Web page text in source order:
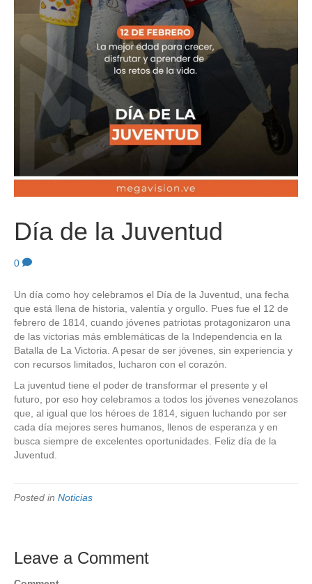
Día de la Juventud
0
Un día como hoy celebramos el Día de la Juventud, una fecha
que está llena de historia, valentía y orgullo. Pues fue el 12 de
febrero de 1814, cuando jóvenes patriotas protagonizaron una
de las victorias más emblemáticas de la Independencia en la
Batalla de La Victoria. A pesar de ser jóvenes, sin experiencia y
con recursos limitados, lucharon con el corazón.
La juventud tiene el poder de transformar el presente y el
futuro, por eso hoy celebramos a todos los jóvenes venezolanos
que, al igual que los héroes de 1814, siguen luchando por ser
cada día mejores seres humanos, llenos de esperanza y en
busca siempre de excelentes oportunidades. Feliz día de la
Juventud.
Posted in Noticias
Leave a Comment